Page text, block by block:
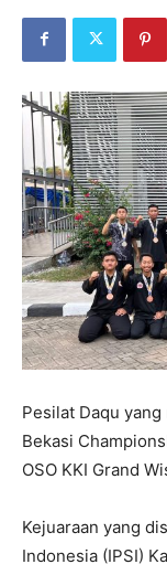
Pesilat Daqu
Bekasi
OSO KKI Grand
Kejuaraan yang
Indonesia (IPSI)